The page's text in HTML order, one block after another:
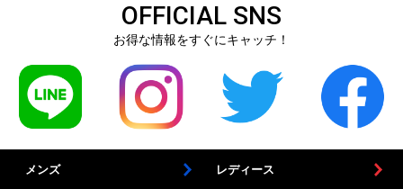
OFFICIAL SNS
お得な情報をすぐにキャッチ！
メンズ レディース